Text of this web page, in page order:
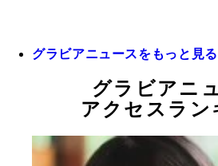
グラビアニュースをもっと見る
グラビアニ
アクセスラン